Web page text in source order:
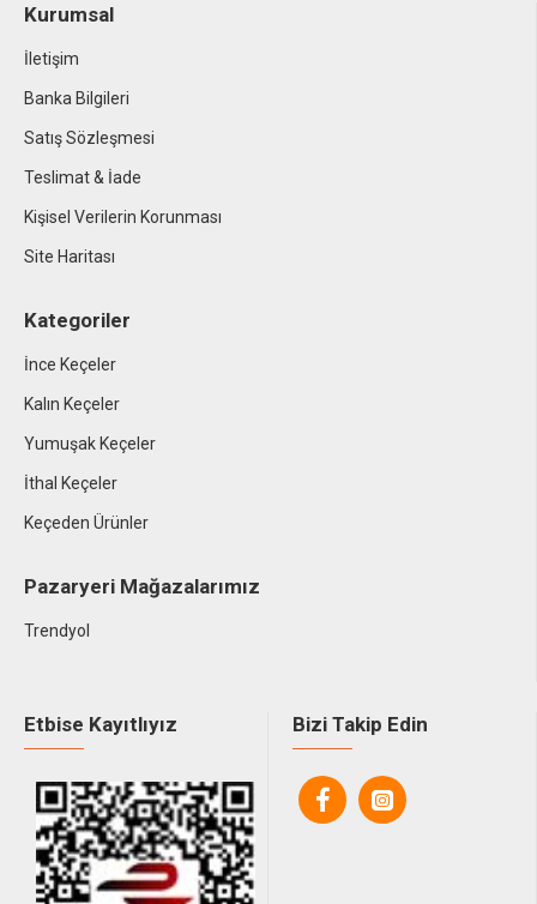
Kurumsal
İletişim
Banka Bilgileri
Satış Sözleşmesi
Teslimat & İade
Kişisel Verilerin Korunması
Site Haritası
Kategoriler
İnce Keçeler
Kalın Keçeler
Yumuşak Keçeler
İthal Keçeler
Keçeden Ürünler
Pazaryeri Mağazalarımız
Trendyol
Etbise Kayıtlıyız Bizi Takip Edin